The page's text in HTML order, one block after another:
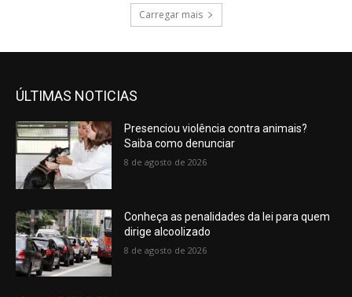
Carregar mais
ÚLTIMAS NOTICIAS
Presenciou violência contra animais?
Saiba como denunciar
8 de agosto de 2026
Conheça as penalidades da lei para quem
dirige alcoolizado
8 de agosto de 2026